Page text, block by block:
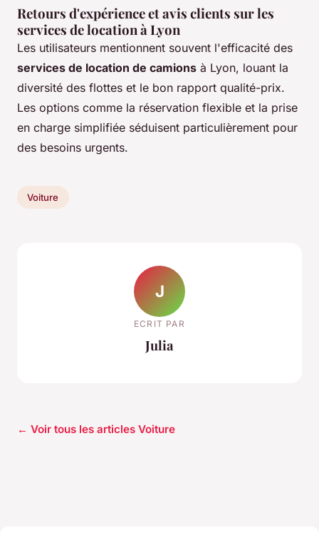
Retours d'expérience et avis clients sur les
services de location à Lyon
Les utilisateurs mentionnent souvent l'efficacité des
services de location de camions à Lyon, louant la
diversité des flottes et le bon rapport qualité-prix.
Les options comme la réservation flexible et la prise
en charge simplifiée séduisent particulièrement pour
des besoins urgents.
Voiture
J
ECRIT PAR
Julia
← Voir tous les articles Voiture